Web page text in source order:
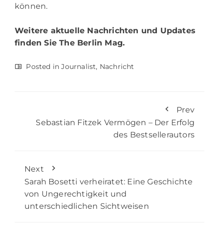
können.
Weitere aktuelle Nachrichten und Updates
finden SieThe Berlin Mag.
Posted inJournalist, Nachricht
Prev
Sebastian Fitzek Vermögen – Der Erfolg
des Bestsellerautors
Next
Sarah Bosetti verheiratet: Eine Geschichte
von Ungerechtigkeit und
unterschiedlichen Sichtweisen